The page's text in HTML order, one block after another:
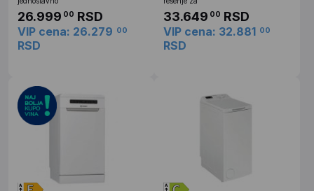
26.999 00 RSD
VIP cena: 26.279 00
RSD
33.649 00 RSD
VIP cena: 32.881 00
RSD